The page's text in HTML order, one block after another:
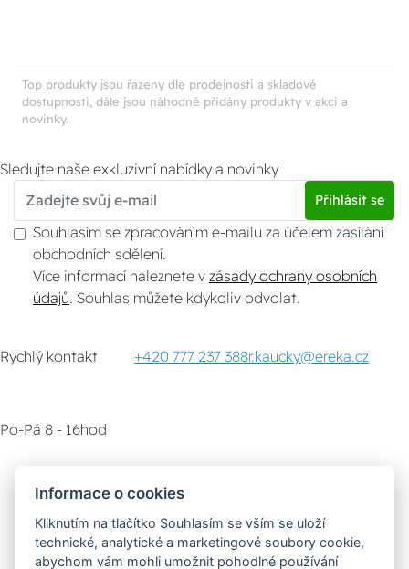
Top produkty jsou řazeny dle prodejnosti a skladové
dostupnosti, dále jsou náhodně přidány produkty v akci a
novinky.
Sledujte naše exkluzivní nabídky a novinky
Přihlásit se
Souhlasím se zpracováním e-mailu za účelem zasílání
obchodních sdělení.
Více informací naleznete v zásady ochrany osobních
údajů . Souhlas můžete kdykoliv odvolat.
Rychlý kontakt +420 777 237 388r.kaucky@ereka.cz
Po-Pá 8 - 16hod
Poradna
Informace o cookies
Kliknutím na tlačítko Souhlasím se vším se uloží
technické, analytické a marketingové soubory cookie,
abychom vám mohli umožnit pohodlné používání